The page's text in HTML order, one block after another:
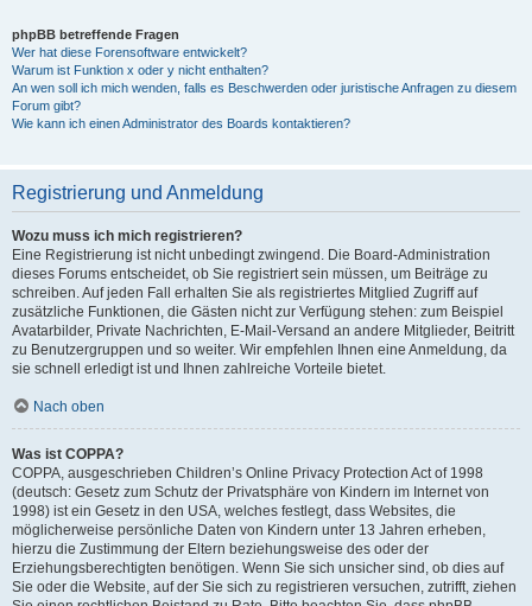
phpBB betreffende Fragen
Wer hat diese Forensoftware entwickelt?
Warum ist Funktion x oder y nicht enthalten?
An wen soll ich mich wenden, falls es Beschwerden oder juristische Anfragen zu diesem
Forum gibt?
Wie kann ich einen Administrator des Boards kontaktieren?
Registrierung und Anmeldung
Wozu muss ich mich registrieren?
Eine Registrierung ist nicht unbedingt zwingend. Die Board-Administration
dieses Forums entscheidet, ob Sie registriert sein müssen, um Beiträge zu
schreiben. Auf jeden Fall erhalten Sie als registriertes Mitglied Zugriff auf
zusätzliche Funktionen, die Gästen nicht zur Verfügung stehen: zum Beispiel
Avatarbilder, Private Nachrichten, E-Mail-Versand an andere Mitglieder, Beitritt
zu Benutzergruppen und so weiter. Wir empfehlen Ihnen eine Anmeldung, da
sie schnell erledigt ist und Ihnen zahlreiche Vorteile bietet.
Nach oben
Was ist COPPA?
COPPA, ausgeschrieben Children’s Online Privacy Protection Act of 1998
(deutsch: Gesetz zum Schutz der Privatsphäre von Kindern im Internet von
1998) ist ein Gesetz in den USA, welches festlegt, dass Websites, die
möglicherweise persönliche Daten von Kindern unter 13 Jahren erheben,
hierzu die Zustimmung der Eltern beziehungsweise des oder der
Erziehungsberechtigten benötigen. Wenn Sie sich unsicher sind, ob dies auf
Sie oder die Website, auf der Sie sich zu registrieren versuchen, zutrifft, ziehen